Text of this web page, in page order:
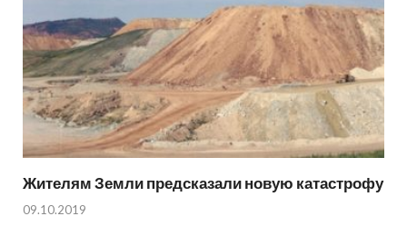
Жителям Земли предсказали новую катастрофу
09.10.2019